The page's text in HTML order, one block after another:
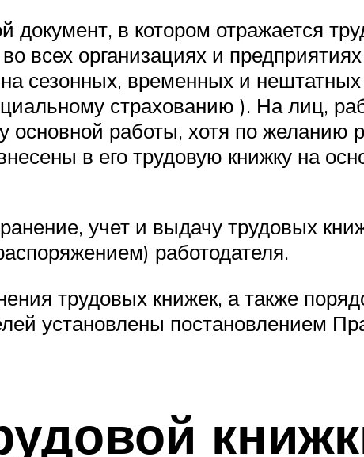
документ, в котором отражается
всех организациях и
сезонных, временных и
страхованию ). На лиц,
основной работы, хотя по желанию
в его трудовую книжку на
учет и выдачу трудовых
работодателя.
трудовых книжек, а также
установлены постановлением